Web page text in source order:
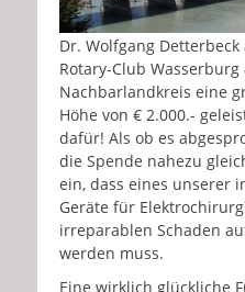
Dr. Wolfgang
Rotary-Club
Nachbarlandkreis eine
Höhe von € 2.000.-
dafür! Als ob es
die Spende nahezu
ein, dass eines unserer
Geräte für
irreparablen Schaden
werden muss.
Eine wirklich glückliche